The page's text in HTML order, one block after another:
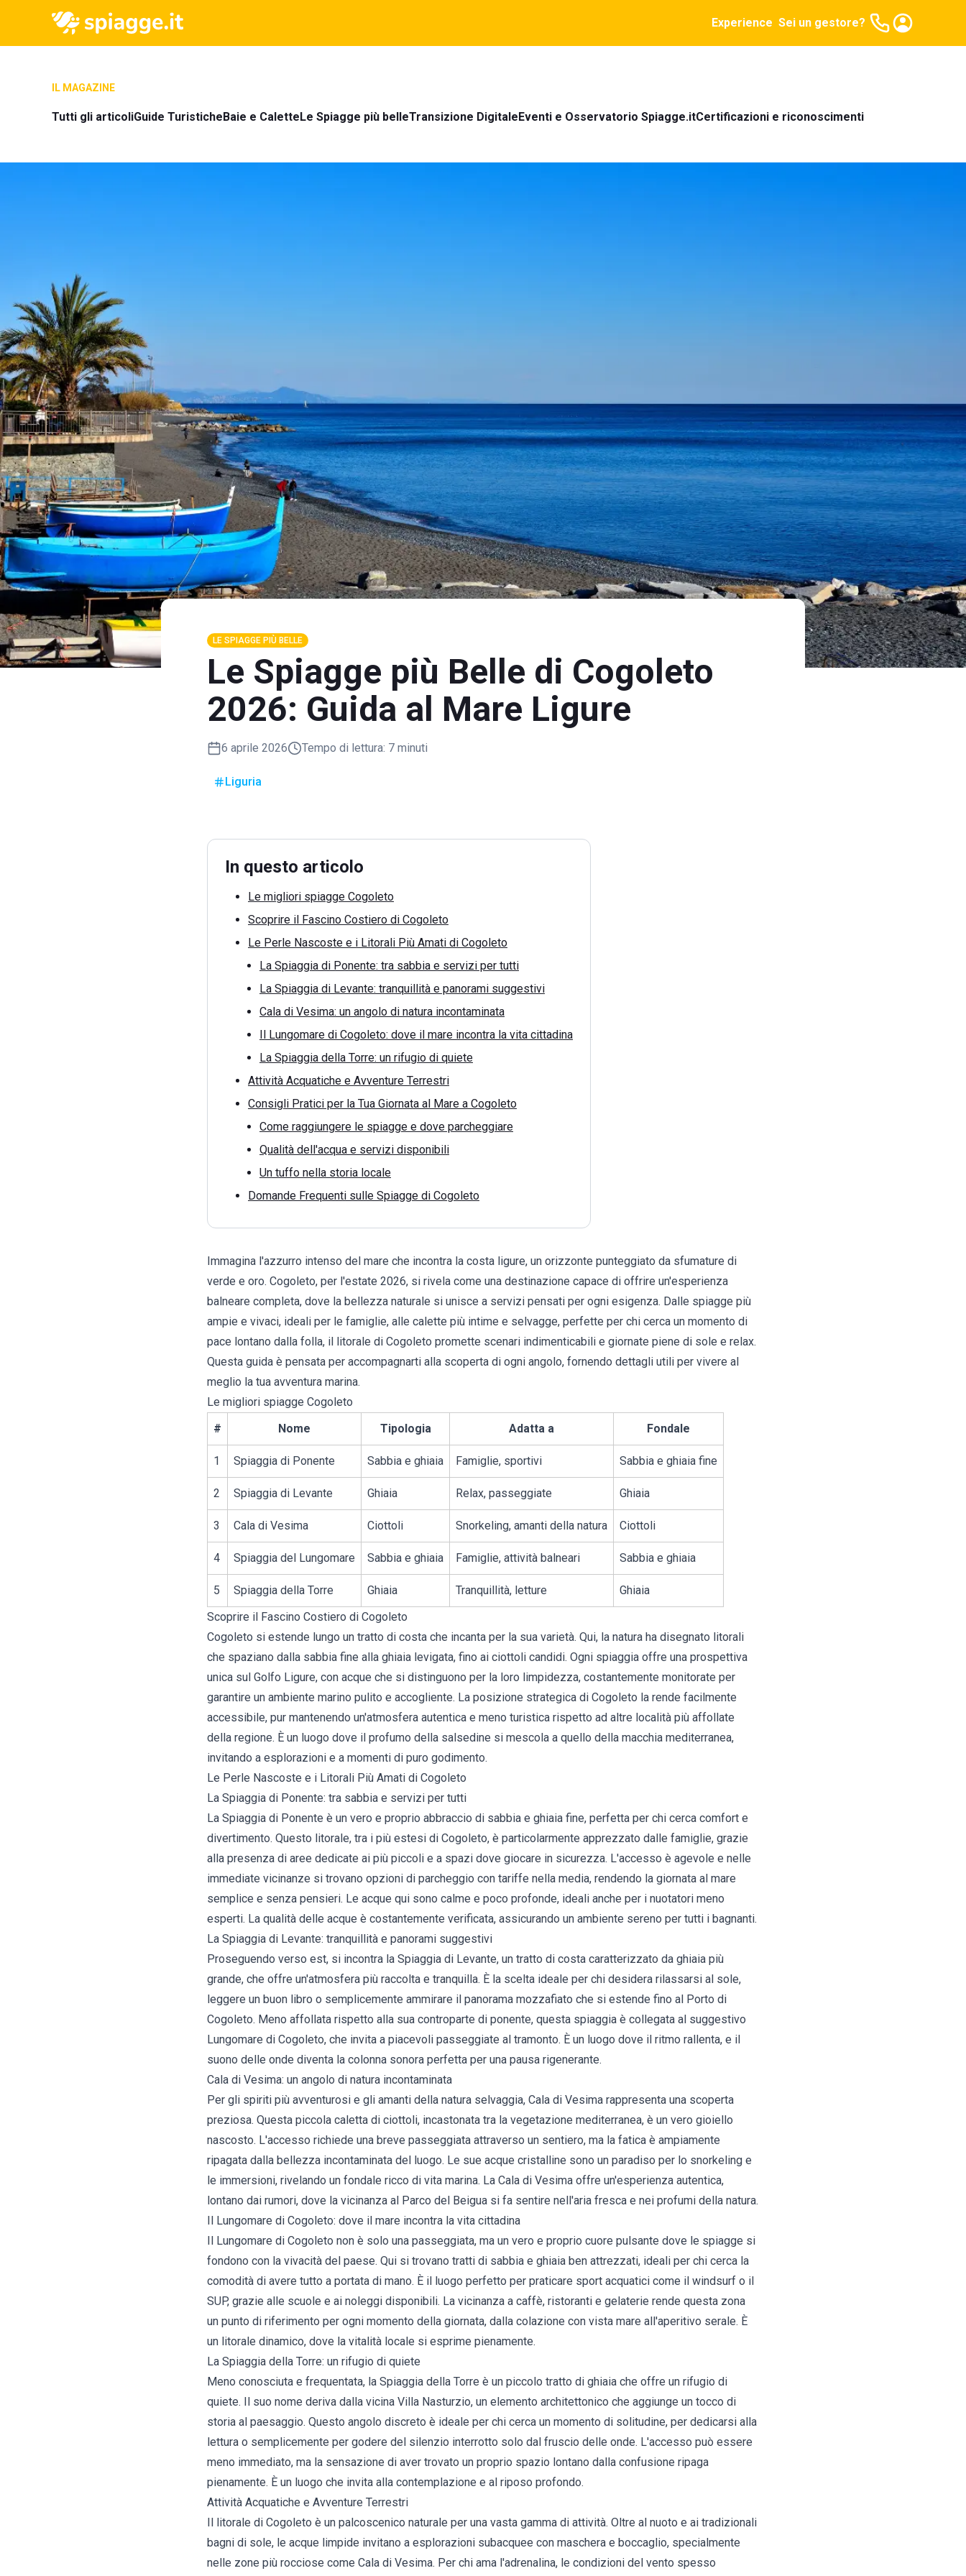
Experience Sei un gestore?
IL MAGAZINE
Tutti gli articoliGuide TuristicheBaie e CaletteLe Spiagge più belleTransizione DigitaleEventi e Osservatorio Spiagge.itCertificazioni e riconoscimenti
LE SPIAGGE PIÙ BELLE
Le Spiagge più Belle di Cogoleto
2026: Guida al Mare Ligure
6 aprile 2026 Tempo di lettura: 7 minuti
Liguria
In questo articolo
Le migliori spiagge Cogoleto
Scoprire il Fascino Costiero di Cogoleto
Le Perle Nascoste e i Litorali Più Amati di Cogoleto
La Spiaggia di Ponente: tra sabbia e servizi per tutti
La Spiaggia di Levante: tranquillità e panorami suggestivi
Cala di Vesima: un angolo di natura incontaminata
Il Lungomare di Cogoleto: dove il mare incontra la vita cittadina
La Spiaggia della Torre: un rifugio di quiete
Attività Acquatiche e Avventure Terrestri
Consigli Pratici per la Tua Giornata al Mare a Cogoleto
Come raggiungere le spiagge e dove parcheggiare
Qualità dell'acqua e servizi disponibili
Un tuffo nella storia locale
Domande Frequenti sulle Spiagge di Cogoleto
Immagina l'azzurro intenso del mare che incontra la costa ligure, un orizzonte punteggiato da sfumature di
verde e oro. Cogoleto, per l'estate 2026, si rivela come una destinazione capace di offrire un'esperienza
balneare completa, dove la bellezza naturale si unisce a servizi pensati per ogni esigenza. Dalle spiagge più
ampie e vivaci, ideali per le famiglie, alle calette più intime e selvagge, perfette per chi cerca un momento di
pace lontano dalla folla, il
litorale di Cogoleto promette scenari indimenticabili e giornate piene di sole e relax.
Questa guida è pensata per accompagnarti alla scoperta di ogni angolo, fornendo dettagli utili per vivere al
meglio la tua avventura marina.
Le migliori spiagge Cogoleto
#
Nome Tipologia Adatta a Fondale
1 Spiaggia di Ponente Sabbia e ghiaia Famiglie, sportivi Sabbia e ghiaia fine
2 Spiaggia di Levante Ghiaia Relax, passeggiate Ghiaia
3 Cala di Vesima Ciottoli Snorkeling, amanti della natura Ciottoli
4 Spiaggia del Lungomare Sabbia e ghiaia Famiglie, attività balneari Sabbia e ghiaia
5 Spiaggia della Torre Ghiaia Tranquillità, letture
Ghiaia
Scoprire il Fascino Costiero di Cogoleto
Cogoleto si estende lungo un tratto di costa che incanta per la sua varietà. Qui, la natura ha disegnato litorali
che spaziano dalla sabbia fine alla ghiaia levigata, fino ai ciottoli candidi. Ogni spiaggia offre una prospettiva
unica sul Golfo Ligure, con acque che si distinguono per la loro limpidezza, costantemente monitorate per
garantire un ambiente marino pulito e accogliente. La posizione strategica di Cogoleto la rende facilmente
accessibile, pur mantenendo un'atmosfera autentica e meno turistica rispetto ad altre località più affollate
della regione. È un luogo dove il profumo della salsedine si mescola a quello della macchia mediterranea,
invitando a esplorazioni e a momenti di puro godimento.
Le Perle Nascoste e i Litorali Più Amati di Cogoleto
La Spiaggia di Ponente: tra sabbia e servizi per tutti
La Spiaggia di Ponente è un vero e proprio abbraccio di sabbia e ghiaia fine, perfetta per chi cerca comfort e
divertimento. Questo litorale, tra i più estesi di Cogoleto, è particolarmente apprezzato dalle famiglie, grazie
alla presenza di aree dedicate ai più piccoli e a spazi dove giocare in sicurezza. L'accesso è agevole e nelle
immediate vicinanze si trovano opzioni di parcheggio con tariffe nella media, rendendo la giornata al mare
semplice e senza pensieri. Le acque qui sono calme e poco profonde, ideali anche per i nuotatori meno
esperti. La qualità delle acque è costantemente verificata, assicurando un ambiente sereno per tutti i bagnanti.
La Spiaggia di Levante: tranquillità e panorami suggestivi
Proseguendo verso est, si incontra la Spiaggia di Levante, un tratto di costa caratterizzato da ghiaia più
grande, che offre un'atmosfera più raccolta e tranquilla. È la scelta ideale per chi desidera rilassarsi al sole,
leggere un buon libro o semplicemente ammirare il panorama mozzafiato che si estende fino al Porto di
Cogoleto. Meno affollata rispetto alla sua controparte di ponente, questa spiaggia è collegata al suggestivo
Lungomare di Cogoleto, che invita a piacevoli passeggiate al tramonto. È un luogo dove il ritmo rallenta, e il
suono delle onde diventa la colonna sonora perfetta per una pausa rigenerante.
Cala di Vesima: un angolo di natura incontaminata
Per gli spiriti più avventurosi e gli amanti della natura selvaggia, Cala di Vesima rappresenta una scoperta
preziosa. Questa piccola caletta di ciottoli, incastonata tra la vegetazione mediterranea, è un vero gioiello
nascosto. L'accesso richiede una breve passeggiata attraverso un sentiero, ma la fatica è ampiamente
ripagata dalla bellezza incontaminata del luogo. Le sue acque cristalline sono un paradiso per lo snorkeling e
le immersioni, rivelando un fondale ricco di vita marina. La Cala di Vesima offre un'esperienza autentica,
lontano dai rumori, dove la vicinanza al Parco del Beigua si fa sentire nell'aria fresca e nei profumi della natura.
Il Lungomare di Cogoleto: dove il mare incontra la vita cittadina
Il Lungomare di Cogoleto non è solo una passeggiata, ma un vero e proprio cuore pulsante dove le spiagge si
fondono con la vivacità del paese. Qui si trovano tratti di sabbia e ghiaia ben attrezzati, ideali per chi cerca la
comodità di avere tutto a portata di mano. È il luogo perfetto per praticare sport acquatici come il windsurf o il
SUP, grazie alle scuole e ai noleggi disponibili. La vicinanza a caffè, ristoranti e gelaterie rende questa zona
un punto di riferimento per ogni momento della giornata, dalla colazione con vista mare all'aperitivo serale. È
un litorale dinamico, dove la vitalità locale si esprime pienamente.
La Spiaggia della Torre: un rifugio di quiete
Meno conosciuta e frequentata, la Spiaggia della Torre è un piccolo tratto di ghiaia che offre un rifugio di
quiete. Il suo nome deriva dalla vicina Villa Nasturzio, un elemento architettonico che aggiunge un tocco di
storia al paesaggio. Questo angolo discreto è ideale per chi cerca un momento di solitudine, per dedicarsi alla
lettura o semplicemente per godere del silenzio interrotto solo dal fruscio delle onde. L'accesso può essere
meno immediato, ma la sensazione di aver trovato un proprio spazio lontano dalla confusione ripaga
pienamente. È un luogo che invita alla contemplazione e al riposo profondo.
Attività Acquatiche e Avventure Terrestri
Il litorale di Cogoleto è un palcoscenico naturale per una vasta gamma di attività. Oltre al nuoto e ai tradizionali
bagni di sole, le acque limpide invitano a esplorazioni subacquee con maschera e boccaglio, specialmente
nelle zone più rocciose come Cala di Vesima. Per chi ama l'adrenalina, le condizioni del vento spesso